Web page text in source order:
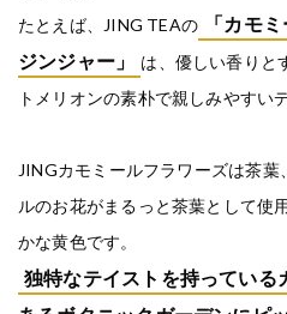
たとえば、JING TEAの
「カモ
ジンジャー」
は、優しい香りと
トメリオンの素朴で親しみやすい
JINGカモミールフラワーズは茶
ルのお花がまるっと茶葉として使
かな黄色です。
独特なテイストを持っている